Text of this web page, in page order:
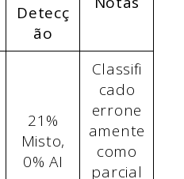
Detecç
ão
21%
Misto,
0% AI
Classifi
cado
errone
amente
como
parcial